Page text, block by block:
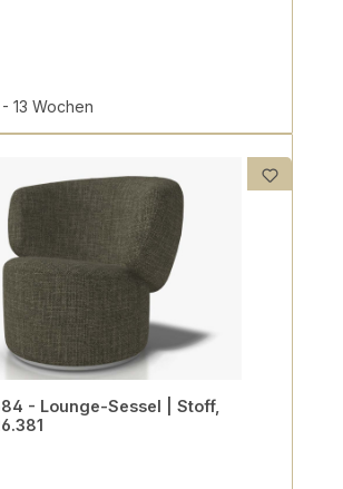
13 Wochen
- Lounge-Sessel | Stoff,